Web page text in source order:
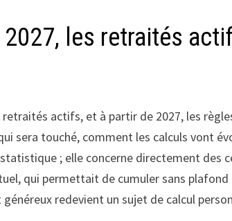
les retraités
actifs, et à partir de 2027, les
sera touché, comment les calculs vont
; elle concerne directement des
qui permettait de cumuler sans plafond
redevient un sujet de calcul